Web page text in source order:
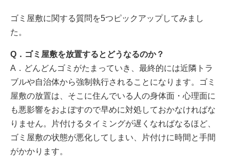
ゴミ屋敷に関する質問を5つピックアップしてみまし
た。
Q．ゴミ屋敷を放置するとどうなるのか？
A．どんどんゴミがたまっていき、最終的には近隣トラ
ブルや自治体から強制執行されることになります。ゴミ
屋敷の放置は、そこに住んでいる人の身体面・心理面に
も悪影響をおよぼすので早めに対処しておかなければな
りません。片付けるタイミングが遅くなればなるほど、
ゴミ屋敷の状態が悪化してしまい、片付けに時間と手間
がかかります。